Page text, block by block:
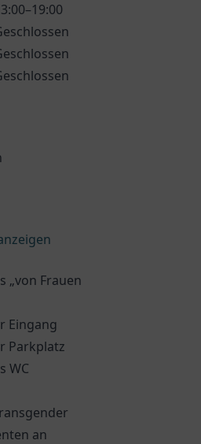
„von Frauen
Eingang
Parkplatz
WC
an